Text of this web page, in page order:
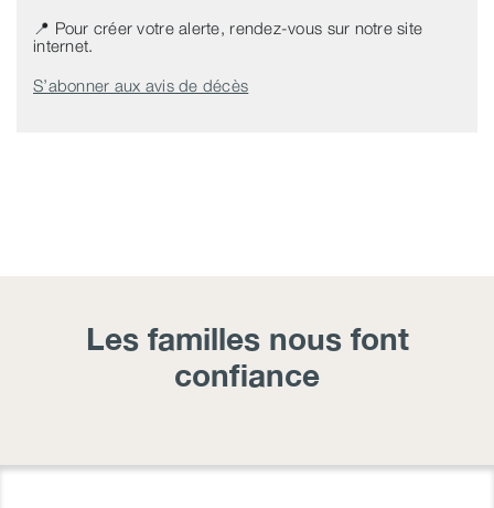
📍 Pour créer votre alerte, rendez-vous sur notre site
internet.
S’abonner aux avis de décès
Les familles nous font
confiance